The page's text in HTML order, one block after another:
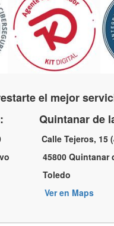
el mejor
Quintanar de
Calle Tejeros, 15
45800 Quintanar
Ver en Maps